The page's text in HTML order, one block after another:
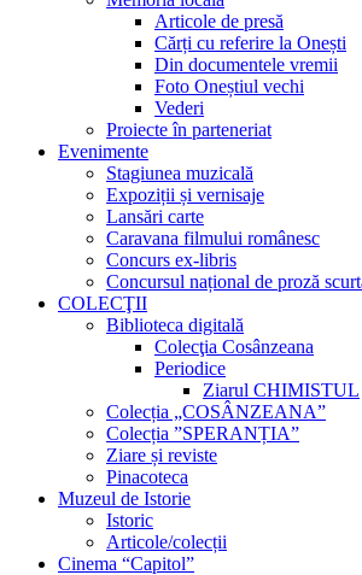
Articole de presă
Cărți cu referire la Onești
Din documentele vremii
Foto Oneștiul vechi
Vederi
Proiecte în parteneriat
Evenimente
Stagiunea muzicală
Expoziții și vernisaje
Lansări carte
Caravana filmului românesc
Concurs ex-libris
Concursul național de proză
COLECŢII
Biblioteca digitală
Colecţia Cosânzeana
Periodice
Ziarul CHIMISTUL
Colecția „COSÂNZEANA”
Colecția ”SPERANȚIA”
Ziare și reviste
Pinacoteca
Muzeul de Istorie
Istoric
Articole/colecții
Cinema “Capitol”